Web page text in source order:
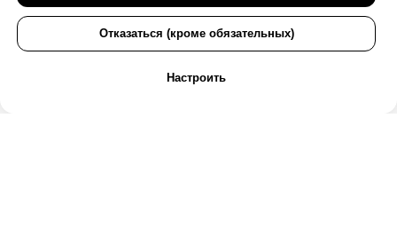
Отказаться (кроме обязательных)
Настроить